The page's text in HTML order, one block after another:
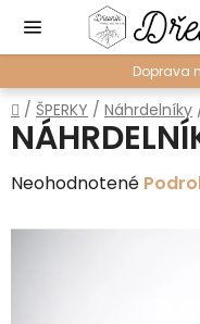
obsah
Doprava
Domov
/ ŠPERKY / Náhrdelníky
Priemerné
Neohodnotené